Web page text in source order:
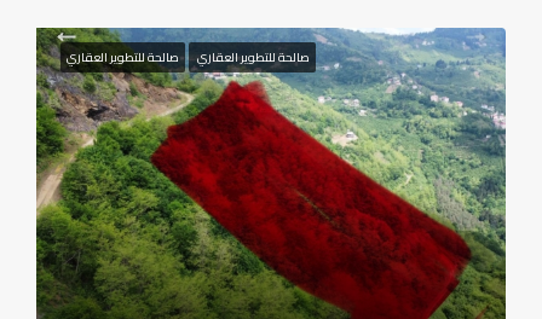
صالحة للتطوير العقاري صالحة للتطوير العقاري